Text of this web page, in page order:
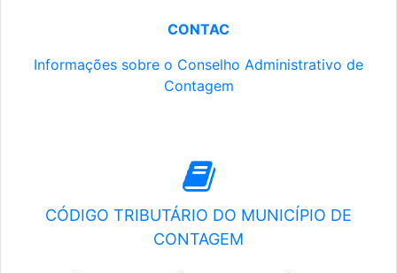
CONTAC
Informações sobre o Conselho Administrativo de
Contagem
CÓDIGO TRIBUTÁRIO DO MUNICÍPIO DE
CONTAGEM